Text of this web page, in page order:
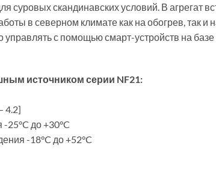
скандинавских условий. В агрегат
в северном климате как на обогрев, так
с помощью смарт-устройств на базе
источником серии NF21:
4.2]
25°C до +30°C
-18°C до +52°C